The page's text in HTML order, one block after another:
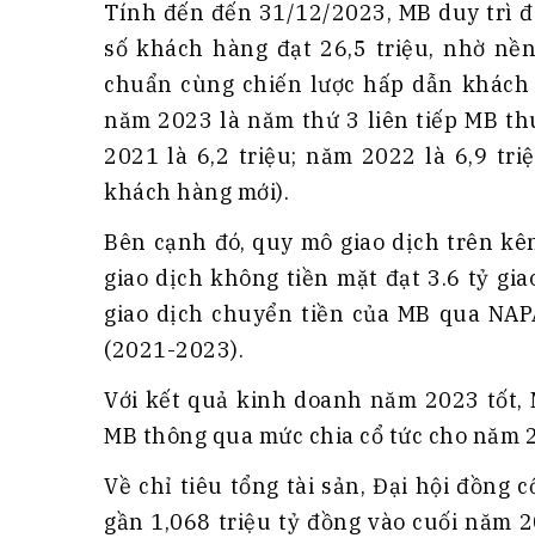
Tính đến đến 31/12/2023, MB duy trì
số khách hàng đạt 26,5 triệu, nhờ
chuẩn cùng chiến lược hấp dẫn
năm 2023 là năm thứ 3 liên tiếp MB
2021 là 6,2 triệu; năm 2022 là 6,9
khách hàng mới).
Bên cạnh đó, quy mô giao dịch trên
giao dịch không tiền mặt đạt 3.6 tỷ
giao dịch chuyển tiền của MB qua
(2021-2023).
Với kết quả kinh doanh năm 2023 tốt,
MB thông qua mức chia cổ tức cho năm
Về chỉ tiêu tổng tài sản, Đại hội đồng
gần 1,068 triệu tỷ đồng vào cuối năm